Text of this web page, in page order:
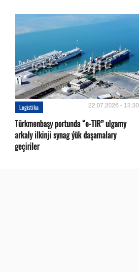
Logistika 22.07.2026 - 13:30
Türkmenbaşy portunda “e-TIR” ulgamy
arkaly ilkinji synag ýük daşamalary
geçiriler